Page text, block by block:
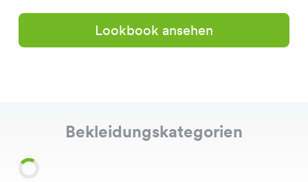
Lookbook ansehen
Bekleidungskategorien